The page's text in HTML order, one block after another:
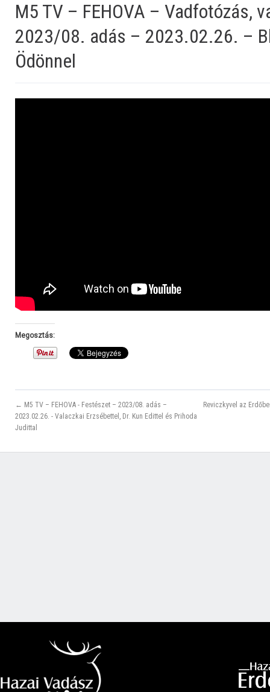
M5 TV – FEHOVA – Vadfotózás,
2023/08. adás – 2023.02.26. –
Ödönnel
Megosztás:
← M5 TV – FEHOVA - Festészet – 2023/08. adás –
2023.02.26. - Valaczkai Erzsébettel, Dr. Kun Edittel és Prihoda
Judittal
Reviczkyvel az